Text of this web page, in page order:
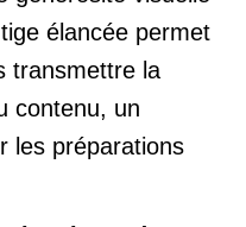
élancée permet
transmettre la
contenu, un
les préparations